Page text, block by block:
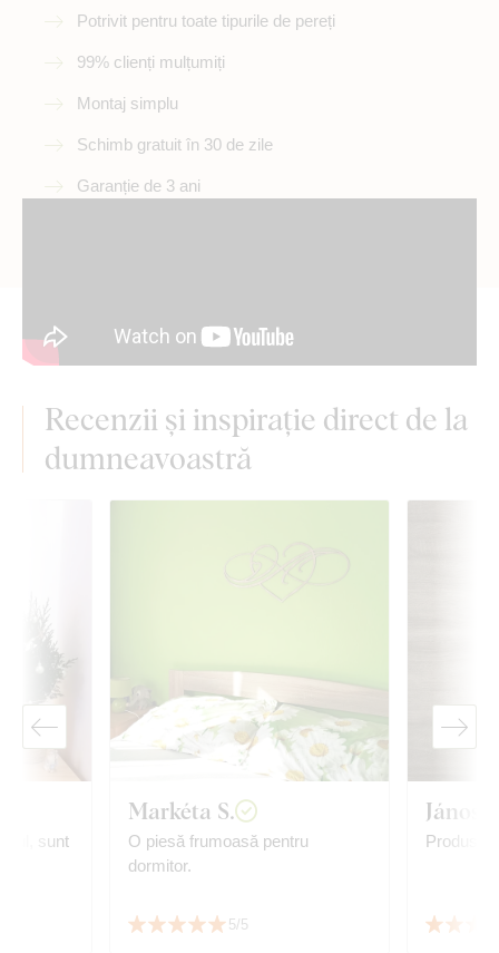
Potrivit pentru toate tipurile de pereți
99% clienți mulțumiți
Montaj simplu
Schimb gratuit în 30 de zile
Garanție de 3 ani
Recenzii și inspirație direct de la
dumneavoastră
sunt
Markéta S.
O piesă frumoasă pentru
dormitor.
5/5
János
Produs